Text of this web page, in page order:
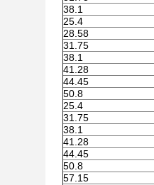
38.1
25.4
28.58
31.75
38.1
41.28
44.45
50.8
25.4
31.75
38.1
41.28
44.45
50.8
57.15